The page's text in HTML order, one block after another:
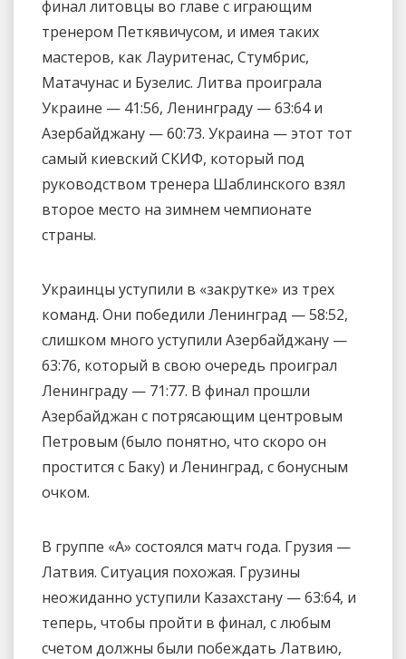
финал литовцы во главе с играющим
тренером Петкявичусом, и имея таких
мастеров, как Лауритенас, Стумбрис,
Матачунас и Бузелис. Литва проиграла
Украине — 41:56, Ленинграду — 63:64 и
Азербайджану — 60:73. Украина — этот тот
самый киевский СКИФ, который под
руководством тренера Шаблинского взял
второе место на зимнем чемпионате
страны.
Украинцы уступили в «закрутке» из трех
команд. Они победили Ленинград — 58:52,
слишком много уступили Азербайджану —
63:76, который в свою очередь проиграл
Ленинграду — 71:77. В финал прошли
Азербайджан с потрясающим центровым
Петровым (было понятно, что скоро он
простится с Баку) и Ленинград, с бонусным
очком.
В группе «А» состоялся матч года. Грузия —
Латвия. Ситуация похожая. Грузины
неожиданно уступили Казахстану — 63:64, и
теперь, чтобы пройти в финал, с любым
счетом должны были побеждать Латвию,